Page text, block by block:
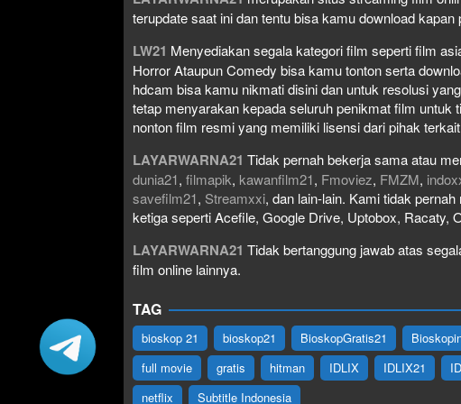
terupdate saat ini dan tentu bisa kamu download kapan
LW21 Menyediakan segala kategori film seperti film
Horror Ataupun Comedy bisa kamu tonton serta
hdcam bisa kamu nikmati disini dan untuk resolusi
tetap menyarakan kepada seluruh penikmat film
nonton film resmi yang memiliki lisensi dari pihak
LAYARWARNA21 Tidak pernah bekerja sama atau
dunia21, filmapik, kawanfilm21, Fmoviez, FMZM,
savefilm21, Streamxxi, dan lain-lain. Kami tidak
ketiga seperti Acefile, Google Drive, Uptobox, Racaty,
LAYARWARNA21 Tidak bertanggung jawab atas
film online lainnya.
TAG
bioskop 21 bioskop21 BioskopGratis21
full movie
gratis hitman IDLIX IDLIX21
netflix
Subtitle Indonesia